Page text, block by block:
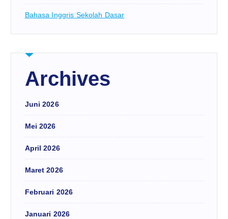
Bahasa Inggris Sekolah Dasar
Archives
Juni 2026
Mei 2026
April 2026
Maret 2026
Februari 2026
Januari 2026